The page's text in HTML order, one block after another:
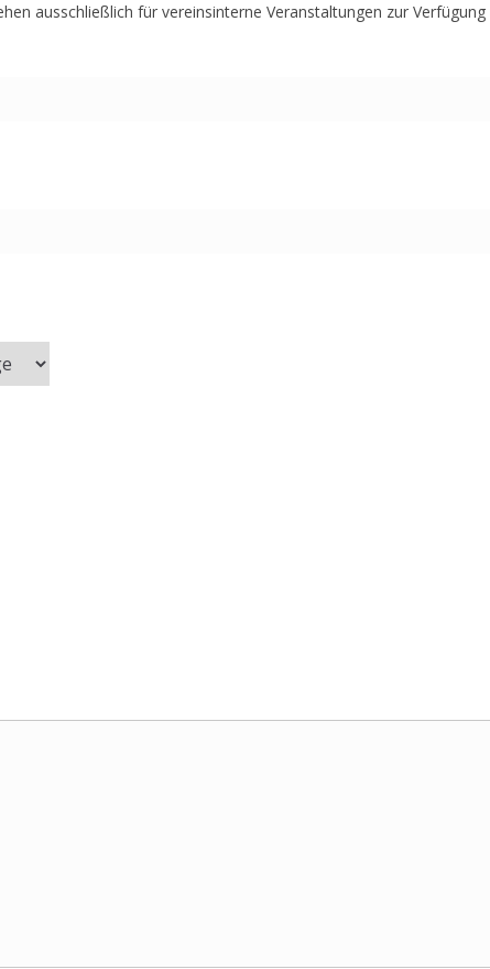
ausschließlich für vereinsinterne Veranstaltungen zur